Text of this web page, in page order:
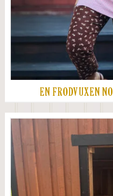
EN FRODVUXEN